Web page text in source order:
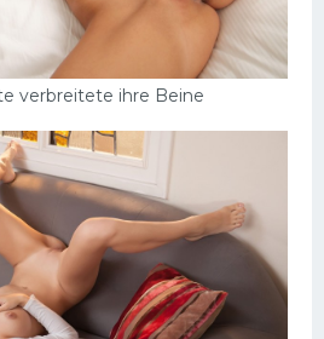
verbreitete ihre Beine